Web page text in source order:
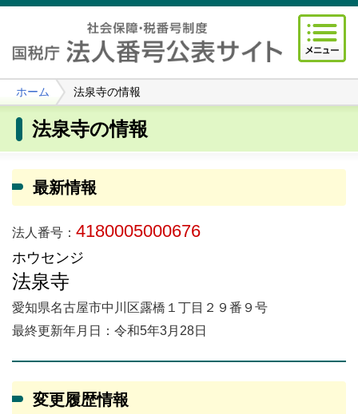
ホーム 法泉寺の情報
法泉寺の情報
最新情報
法人番号： 4180005000676
ホウセンジ
法泉寺
愛知県名古屋市中川区露橋１丁目２９番９号
最終更新年月日：令和5年3月28日
変更履歴情報